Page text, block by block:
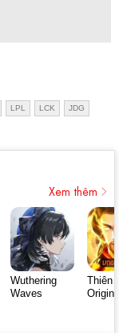
LPL LCK JDG
Xem thêm
Wuthering
Waves
Thiên
Origin